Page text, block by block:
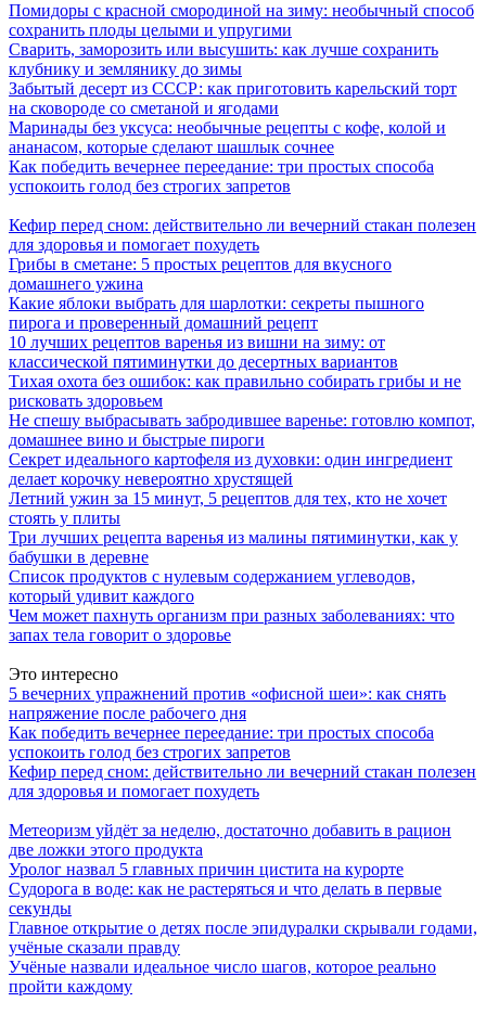
Помидоры с красной смородиной на зиму: необычный способ
сохранить плоды целыми и упругими
Сварить, заморозить или высушить: как лучше сохранить
клубнику и землянику до зимы
Забытый десерт из СССР: как приготовить карельский торт
на сковороде со сметаной и ягодами
Маринады без уксуса: необычные рецепты с кофе, колой и
ананасом, которые сделают шашлык сочнее
Как победить вечернее переедание: три простых способа
успокоить голод без строгих запретов
Кефир перед сном: действительно ли вечерний стакан полезен
для здоровья и помогает похудеть
Грибы в сметане: 5 простых рецептов для вкусного
домашнего ужина
Какие яблоки выбрать для шарлотки: секреты пышного
пирога и проверенный домашний рецепт
10 лучших рецептов варенья из вишни на зиму: от
классической пятиминутки до десертных вариантов
Тихая охота без ошибок: как правильно собирать грибы и не
рисковать здоровьем
Не спешу выбрасывать забродившее варенье: готовлю компот,
домашнее вино и быстрые пироги
Секрет идеального картофеля из духовки: один ингредиент
делает корочку невероятно хрустящей
Летний ужин за 15 минут, 5 рецептов для тех, кто не хочет
стоять у плиты
Три лучших рецепта варенья из малины пятиминутки, как у
бабушки в деревне
Список продуктов с нулевым содержанием углеводов,
который удивит каждого
Чем может пахнуть организм при разных заболеваниях: что
запах тела говорит о здоровье
Это интересно
5 вечерних упражнений против «офисной шеи»: как снять
напряжение после рабочего дня
Как победить вечернее переедание: три простых способа
успокоить голод без строгих запретов
Кефир перед сном: действительно ли вечерний стакан полезен
для здоровья и помогает похудеть
Метеоризм уйдёт за неделю, достаточно добавить в рацион
две ложки этого продукта
Уролог назвал 5 главных причин цистита на курорте
Судорога в воде: как не растеряться и что делать в первые
секунды
Главное открытие о детях после эпидуралки скрывали годами,
учёные сказали правду
Учёные назвали идеальное число шагов, которое реально
пройти каждому